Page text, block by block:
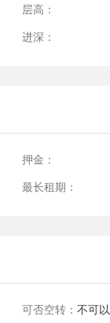
层高：
进深：
押金：
最长租期：
可否空转：不可以